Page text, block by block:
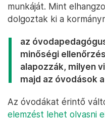
munkáját. Mint
dolgoztak ki a
az
minőségi
alapozzák, milyen
majd az óvodások
Az óvodákat érintő
elemzést lehet olvasni